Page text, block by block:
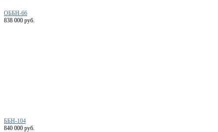
ОББН-66
838 000 руб.
ББН-104
840 000 руб.